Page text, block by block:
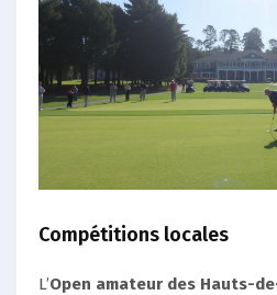
Compétitions locales
L’Open amateur des Hauts-